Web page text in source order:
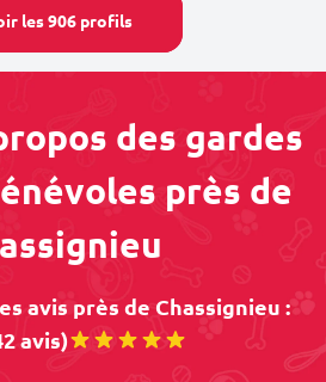
les 906 profils
des gardes
près de
avis près de Chassignieu :
avis)